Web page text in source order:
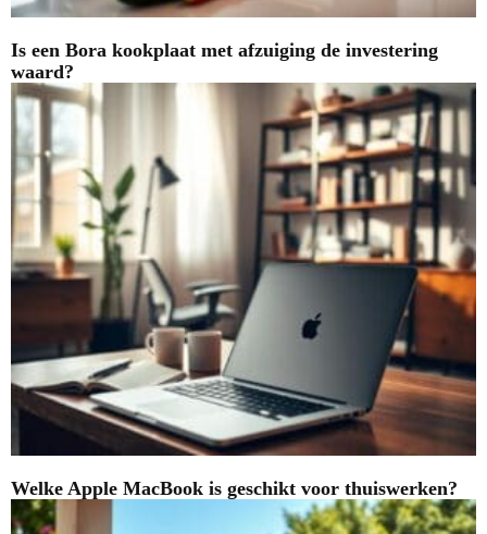
Is een Bora kookplaat met afzuiging de investering
waard?
Welke Apple MacBook is geschikt voor thuiswerken?